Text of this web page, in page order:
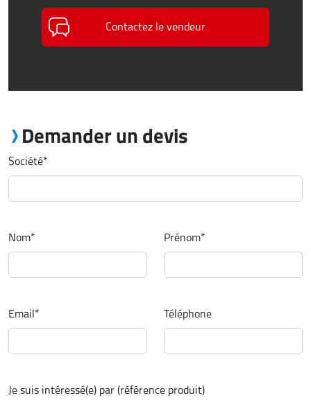
Contactez le vendeur
Demander un devis
Société*
Nom* Prénom*
Email* Téléphone
Je suis intéressé(e) par (référence produit)